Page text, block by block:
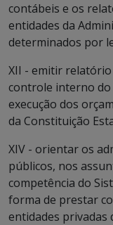
contábeis e os
entidades da
determinados por
XII - emitir
controle interno do
execução dos
da Constituição
XIV - orientar os
públicos, nos
competência do
forma de prestar
entidades privadas